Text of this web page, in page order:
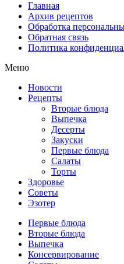
Главная
Архив рецептов
Обработка
Обратная связь
Политика
Меню
Новости
Рецепты
Вторые блюда
Выпечка
Десерты
Закуски
Первые блюда
Салаты
Торты
Здоровье
Советы
Эзотер
Первые блюда
Вторые блюда
Выпечка
Консервирование